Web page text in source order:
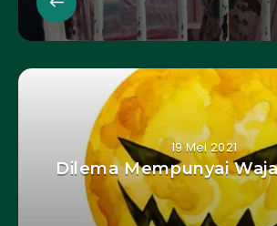
19 Mei 2021
Dilema Mempunyai